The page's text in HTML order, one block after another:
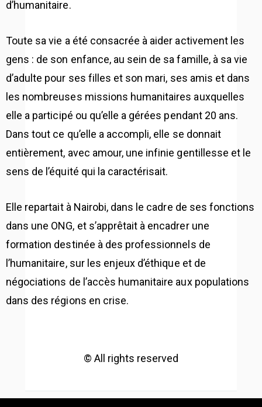
d’humanitaire.
Toute sa vie a été consacrée à aider activement les
gens : de son enfance, au sein de sa famille, à sa vie
d’adulte pour ses filles et son mari, ses amis et dans
les nombreuses missions humanitaires auxquelles
elle a participé ou qu’elle a gérées pendant 20 ans.
Dans tout ce qu’elle a accompli, elle se donnait
entièrement, avec amour, une infinie gentillesse et le
sens de l’équité qui la caractérisait.
Elle repartait à Nairobi, dans le cadre de ses fonctions
dans une ONG, et s’apprêtait à encadrer une
formation destinée à des professionnels de
l’humanitaire, sur les enjeux d’éthique et de
négociations de l’accès humanitaire aux populations
dans des régions en crise.
© All rights reserved